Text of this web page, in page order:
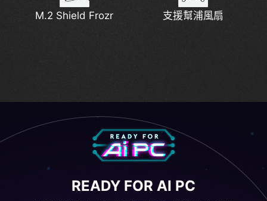
預裝 I/O 遮蓋 拓源架構設計
新一代 Wi-Fi 7 支援 DDR5
M.2 Shield Frozr 支援幫浦風扇
READY FOR AI PC